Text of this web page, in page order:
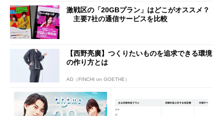
激戦区の「20GBプラン」はどこがオススメ？
主要7社の通信サービスを比較
【西野亮廣】つくりたいものを追求できる環境
の作り方とは
AD（FINCHI on GOETHE）